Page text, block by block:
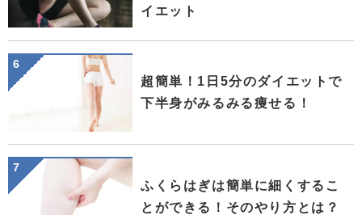
イエット
超簡単！1日5分のダイエットで
下半身がみるみる痩せる！
ふくらはぎは簡単に細くするこ
とができる！そのやり方とは？